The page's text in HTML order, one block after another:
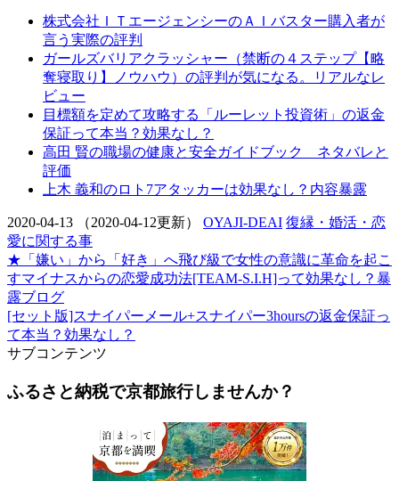
株式会社ＩＴエージェンシーのＡＩバスター購入者が
言う実際の評判
ガールズバリアクラッシャー（禁断の４ステップ【略
奪寝取り】ノウハウ）の評判が気になる。リアルなレ
ビュー
目標額を定めて攻略する「ルーレット投資術」の返金
保証って本当？効果なし？
高田 賢の職場の健康と安全ガイドブック ネタバレと
評価
上木 義和のロト7アタッカーは効果なし？内容暴露
2020-04-13 （2020-04-12更新） OYAJI-DEAI 復縁・婚活・恋
愛に関する事
★「嫌い」から「好き」へ飛び級で女性の意識に革命を起こ
すマイナスからの恋愛成功法[TEAM-S.I.H]って効果なし？暴
露ブログ
[セット版]スナイパーメール+スナイパー3hoursの返金保証っ
て本当？効果なし？
サブコンテンツ
ふるさと納税で京都旅行しませんか？